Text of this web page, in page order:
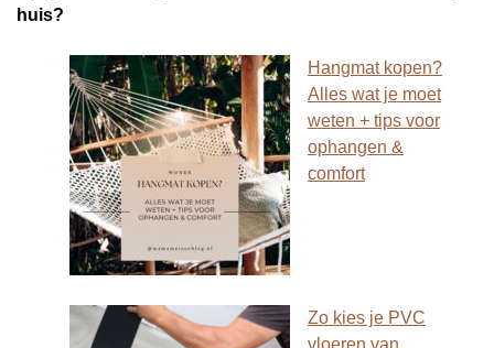
huis?
Hangmat kopen?
Alles wat je moet
weten + tips voor
ophangen &
comfort
Zo kies je PVC